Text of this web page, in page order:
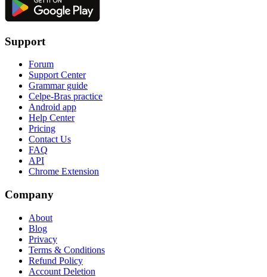
Support
Forum
Support Center
Grammar guide
Celpe-Bras practice
Android app
Help Center
Pricing
Contact Us
FAQ
API
Chrome Extension
Company
About
Blog
Privacy
Terms & Conditions
Refund Policy
Account Deletion